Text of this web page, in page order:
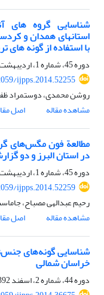
شناسایی گروه ‏های
استان‏های همدان و
با استفاده از گونه‏ های
دوره 45، شماره 1، اردیبهشت 1393، صفحه
ijpps.2014.52255
روشن محمدی، دوستمراد
مشاهده مقاله
اصل
در استان البرز و دو
دوره 45، شماره 1، اردیبهشت 1393، صفحه
ijpps.2014.52259
رحیم عبدالهی مصباح،
مشاهده مقاله
اصل
خراسان شمالی
دوره 44، شماره 2، اسفند 1392، صفحه